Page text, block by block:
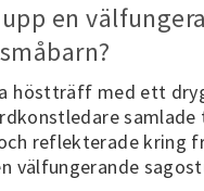
en
höstträff med ett
samlade
reflekterade kring
välfungerande